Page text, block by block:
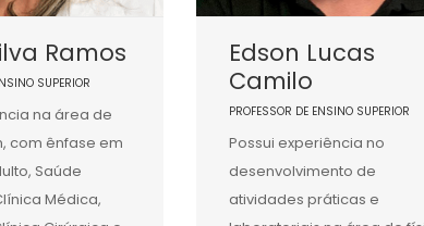
Ramos
SUPERIOR
na área de
com ênfase em
Saúde
Médica,
Edson Lucas
Camilo
PROFESSOR DE ENSINO SUPERIOR
Possui experiência no
desenvolvimento de
atividades práticas e